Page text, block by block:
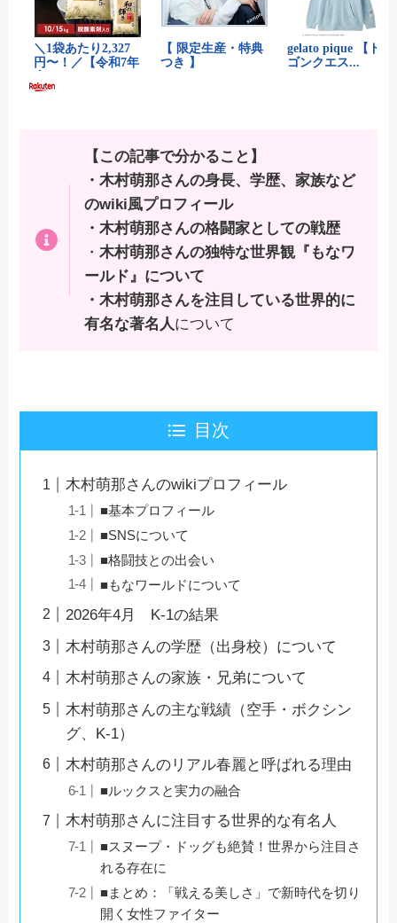
【この記事で分かること】
・木村萌那さんの身長、学歴、家族など
のwiki風プロフィール
・木村萌那さんの格闘家としての戦歴
・ 木村萌那さんの独特な世界観『もなワ
ールド』について
・木村萌那さんを注目している世界的に
有名な著名人について
目次
木村萌那さんのwikiプロフィール
■基本プロフィール
■SNSについて
■格闘技との出会い
■もなワールドについて
2026年4月 K-1の結果
木村萌那さんの学歴（出身校）について
木村萌那さんの家族・兄弟について
木村萌那さんの主な戦績（空手・ボクシン
グ、K-1）
木村萌那さんのリアル春麗と呼ばれる理由
■ルックスと実力の融合
木村萌那さんに注目する世界的な有名人
■スヌープ・ドッグも絶賛！世界から注目さ
れる存在に
■まとめ：「戦える美しさ」で新時代を切り
開く女性ファイター